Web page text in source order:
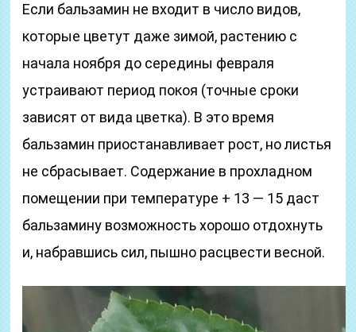
Если бальзамин не входит в число видов,
которые цветут даже зимой, растению с
начала ноября до середины февраля
устраивают период покоя (точные сроки
зависят от вида цветка). В это время
бальзамин приостанавливает рост, но листья
не сбрасывает. Содержание в прохладном
помещении при температуре + 13 — 15 даст
бальзамину возможность хорошо отдохнуть
и, набравшись сил, пышно расцвести весной.